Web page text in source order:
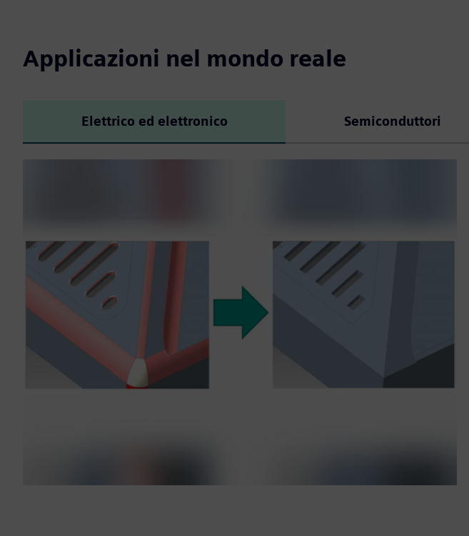
Applicazioni nel mondo reale
Elettrico ed elettronico Semiconduttori